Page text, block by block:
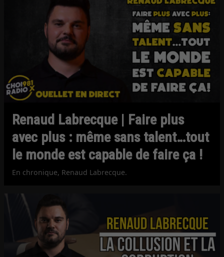
Renaud Labrecque | Faire plus
avec plus : même sans talent…tout
le monde est capable de faire ça !
En chronique, Renaud Labrecque.